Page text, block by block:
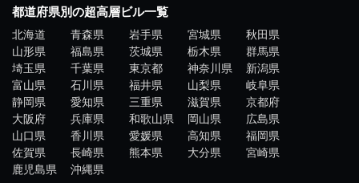
都道府県別の超高層ビル一覧
北海道 青森県 岩手県 宮城県
秋田県
山形県
福島県 茨城県 栃木県
群馬県
埼玉県
千葉県 東京都 神奈川県
新潟県
富山県
石川県 福井県 山梨県
岐阜県
静岡県
愛知県 三重県 滋賀県
京都府
大阪府
兵庫県 和歌山県 岡山県
広島県
山口県
香川県 愛媛県 高知県
福岡県
佐賀県
長崎県 熊本県 大分県
宮崎県
鹿児島県
沖縄県